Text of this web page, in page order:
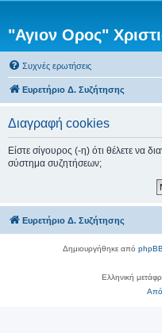
"Αγιον Ορος"
Συχνές ερωτήσεις
Ευρετήριο Δ. Συζήτησης
Διαγραφή cookies
Είστε σίγουρος (-η) ότι θέλετε να
σύστημα συζητήσεων;
Ευρετήριο Δ. Συζήτησης
Δημιουργήθηκε από phpBB
Ελληνική